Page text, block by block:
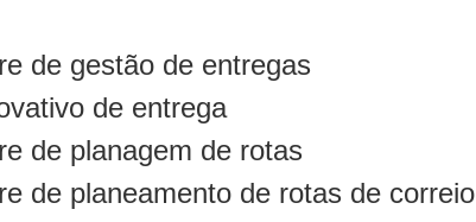
de gestão de entregas
de entrega
de planagem de rotas
de planeamento de rotas de correio